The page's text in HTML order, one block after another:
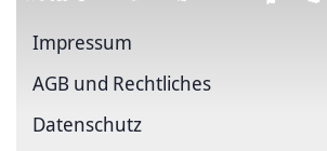
Impressum
AGB und Rechtliches
Datenschutz